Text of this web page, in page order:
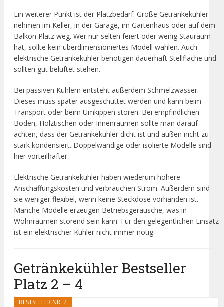
Ein weiterer Punkt ist der Platzbedarf. Große Getränkekühler
nehmen im Keller, in der Garage, im Gartenhaus oder auf dem
Balkon Platz weg. Wer nur selten feiert oder wenig Stauraum
hat, sollte kein überdimensioniertes Modell wählen. Auch
elektrische Getränkekühler benötigen dauerhaft Stellfläche und
sollten gut belüftet stehen.
Bei passiven Kühlern entsteht außerdem Schmelzwasser.
Dieses muss später ausgeschüttet werden und kann beim
Transport oder beim Umkippen stören. Bei empfindlichen
Böden, Holztischen oder Innenräumen sollte man darauf
achten, dass der Getränkekühler dicht ist und außen nicht zu
stark kondensiert. Doppelwandige oder isolierte Modelle sind
hier vorteilhafter.
Elektrische Getränkekühler haben wiederum höhere
Anschaffungskosten und verbrauchen Strom. Außerdem sind
sie weniger flexibel, wenn keine Steckdose vorhanden ist.
Manche Modelle erzeugen Betriebsgeräusche, was in
Wohnräumen störend sein kann. Für den gelegentlichen Einsatz
ist ein elektrischer Kühler nicht immer nötig.
Getränkekühler Bestseller
Platz 2 – 4
BESTSELLER NR. 2